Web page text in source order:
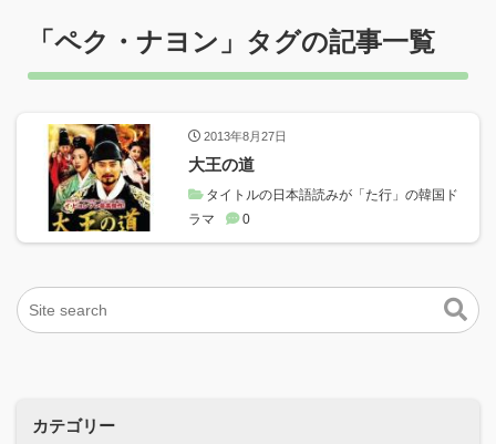
「ペク・ナヨン 」タグの記事一覧
2013年8月27日
大王の道
タイトルの日本語読みが「た行」の韓国ド
ラマ
0
カテゴリー